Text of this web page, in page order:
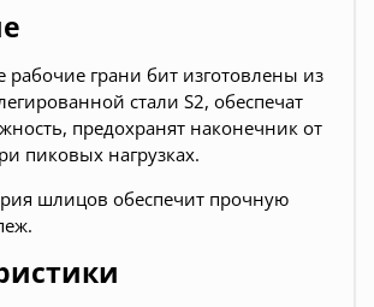
рабочие грани бит изготовлены из
стали S2, обеспечат
предохранят наконечник от
пиковых нагрузках.
шлицов обеспечит прочную